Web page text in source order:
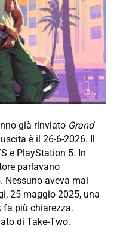
già rinviato Grand
è il 26-6-2026. Il
e PlayStation 5. In
parlavano
Nessuno aveva mai
25 maggio 2025, una
fa più chiarezza.
di Take-Two.